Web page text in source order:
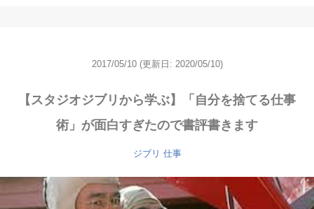
2017/05/10 (更新日: 2020/05/10)
【スタジオジブリから学ぶ】「自分を捨てる仕事
術」が面白すぎたので書評書きます
ジブリ 仕事